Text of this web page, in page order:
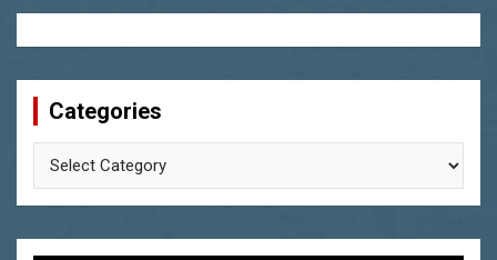
Categories